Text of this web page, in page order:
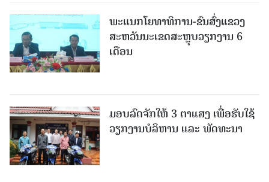
ພະແນກໂຍທາທິການ-ຂົນສົ່ງແຂວງ
ສະຫວັນນະເຂດສະຫຼຸບວຽກງານ 6
ເດືອນ
ມອບລົດຈັກໃຫ້ 3 ຕາແສງ ເພື່ອຮັບໃຊ້
ວຽກງານບໍລິຫານ ແລະ ພັດທະນາ